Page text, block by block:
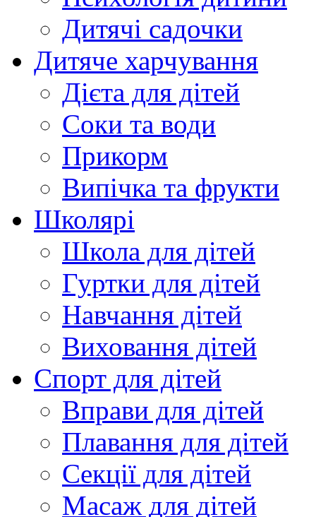
Дитячі садочки
Дитяче харчування
Дієта для дітей
Соки та води
Прикорм
Випічка та фрукти
Школярі
Школа для дітей
Гуртки для дітей
Навчання дітей
Виховання дітей
Спорт для дітей
Вправи для дітей
Плавання для дітей
Секції для дітей
Масаж для дітей